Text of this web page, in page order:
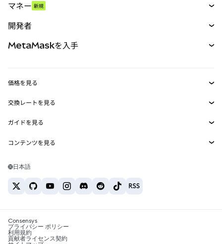
パーペチュアル
RWA
マネー 新規
開発者
MetaMask Connect
Snaps
Web3サービス
MetaMaskを入手
セキュリティ
サポート
キャリア
お問い合わせ
価格を見る
イーサリアムの価格
Solanaの価格
Tetherの価格
交換レートを見る
ETH→USD
USDT→INR
BTC→INR
ETH→USDT
ガイドを見る
ETHの購入
USDTの購入
SHIBの購入
BNBの購入
コンテンツを見る
Solanaウォレット
税制関連ニュース
暗号資産の購入方法は？
日本語
Consensys
プライバシー ポリシー
利用規約
貢献者ライセンス契約